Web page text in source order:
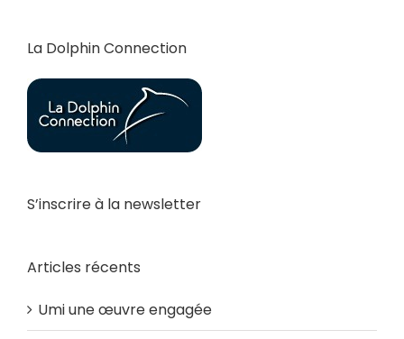
La Dolphin Connection
S’inscrire à la newsletter
Articles récents
Umi une œuvre engagée